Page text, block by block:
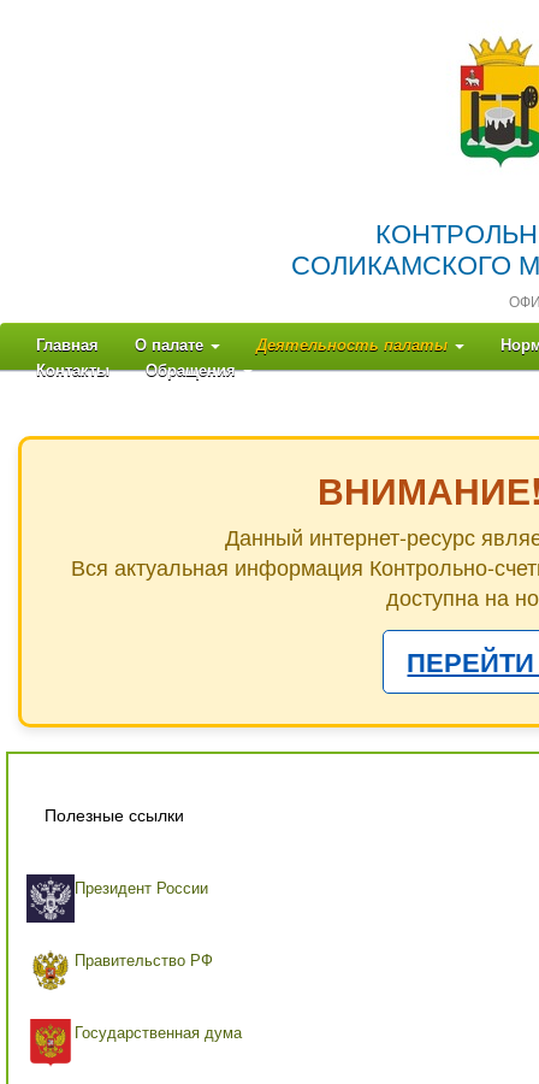
СОЛИКАМСКОГО
Главная О палате Деятельность палаты
Контакты
Обращения
Данный интернет-ресурс
Вся актуальная информация Контрольно-
доступна на
Полезные ссылки
Президент России
Правительство РФ
Государственная дума